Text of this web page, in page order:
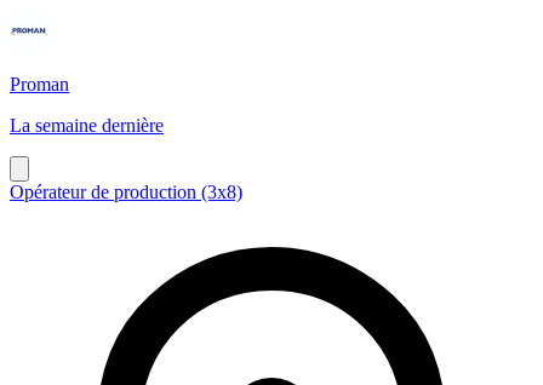
Proman
La semaine dernière
Opérateur de production (3x8)